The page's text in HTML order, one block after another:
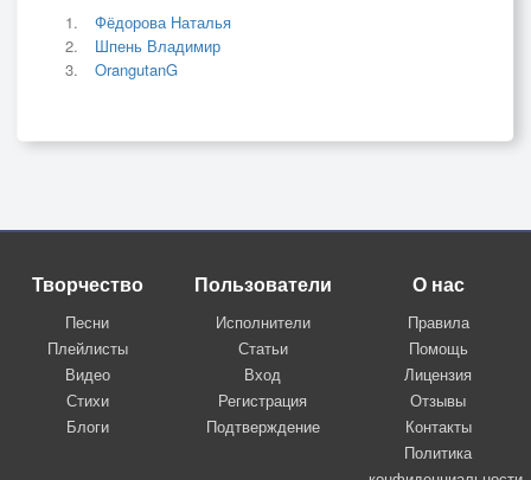
Фёдорова Наталья
Шпень Владимир
OrangutanG
Творчество
Песни
Плейлисты
Видео
Стихи
Блоги
Пользователи
Исполнители
Статьи
Вход
Регистрация
Подтверждение
О нас
Правила
Помощь
Лицензия
Отзывы
Контакты
Политика